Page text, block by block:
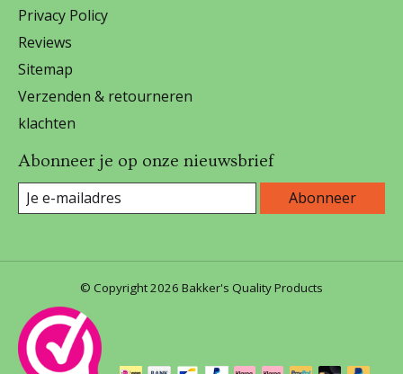
Privacy Policy
Reviews
Sitemap
Verzenden & retourneren
klachten
Abonneer je op onze nieuwsbrief
Abonneer
© Copyright 2026 Bakker's Quality Products